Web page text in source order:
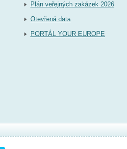
Plán veřejných zakázek 2026
Otevřená data
PORTÁL YOUR EUROPE